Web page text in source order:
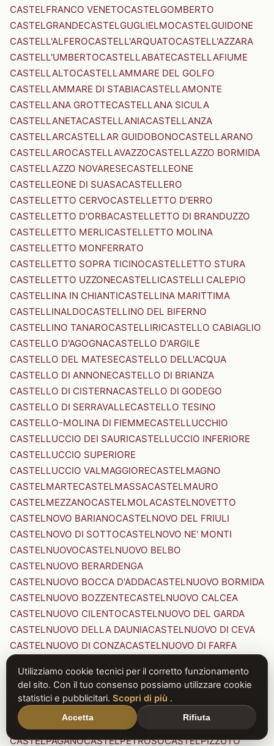
CASTELFRANCO VENETOCASTELGOMBERTO
CASTELGRANDECASTELGUGLIELMOCASTELGUIDONE
CASTELL'ALFEROCASTELL'ARQUATOCASTELL'AZZARA
CASTELL'UMBERTOCASTELLABATECASTELLAFIUME
CASTELLALTOCASTELLAMMARE DEL GOLFO
CASTELLAMMARE DI STABIACASTELLAMONTE
CASTELLANA GROTTECASTELLANA SICULA
CASTELLANETACASTELLANIACASTELLANZA
CASTELLARCASTELLAR GUIDOBONOCASTELLARANO
CASTELLAROCASTELLAVAZZOCASTELLAZZO BORMIDA
CASTELLAZZO NOVARESECASTELLEONE
CASTELLEONE DI SUASACASTELLERO
CASTELLETTO CERVOCASTELLETTO D'ERRO
CASTELLETTO D'ORBACASTELLETTO DI BRANDUZZO
CASTELLETTO MERLICASTELLETTO MOLINA
CASTELLETTO MONFERRATO
CASTELLETTO SOPRA TICINOCASTELLETTO STURA
CASTELLETTO UZZONECASTELLICASTELLI CALEPIO
CASTELLINA IN CHIANTICASTELLINA MARITTIMA
CASTELLINALDOCASTELLINO DEL BIFERNO
CASTELLINO TANAROCASTELLIRICASTELLO CABIAGLIO
CASTELLO D'AGOGNACASTELLO D'ARGILE
CASTELLO DEL MATESECASTELLO DELL'ACQUA
CASTELLO DI ANNONECASTELLO DI BRIANZA
CASTELLO DI CISTERNACASTELLO DI GODEGO
CASTELLO DI SERRAVALLECASTELLO TESINO
CASTELLO-MOLINA DI FIEMMECASTELLUCCHIO
CASTELLUCCIO DEI SAURICASTELLUCCIO INFERIORE
CASTELLUCCIO SUPERIORE
CASTELLUCCIO VALMAGGIORECASTELMAGNO
CASTELMARTECASTELMASSACASTELMAURO
CASTELMEZZANOCASTELMOLACASTELNOVETTO
CASTELNOVO BARIANOCASTELNOVO DEL FRIULI
CASTELNOVO DI SOTTOCASTELNOVO NE' MONTI
CASTELNUOVOCASTELNUOVO BELBO
CASTELNUOVO BERARDENGA
CASTELNUOVO BOCCA D'ADDACASTELNUOVO BORMIDA
CASTELNUOVO BOZZENTECASTELNUOVO CALCEA
CASTELNUOVO CILENTOCASTELNUOVO DEL GARDA
CASTELNUOVO DELLA DAUNIACASTELNUOVO DI CEVA
CASTELNUOVO DI CONZACASTELNUOVO DI FARFA
CASTELNUOVO DI PORTO CASTELNUOVO DON BOSCO
CASTELNUOVO MAGRACASTELNUOVO NIGRA
CASTELNUOVO PARANOCASTELNUOVO RANGONE
CASTELNUOVO SCRIVIA
CASTELNUOVO VAL DI CECINA
CASTELPAGANOCASTELPETROSOCASTELPIZZUTO
Utilizziamo cookie tecnici per il corretto funzionamento
del sito. Con il tuo consenso possiamo utilizzare cookie
statistici e pubblicitari. Scopri di più .
Accetta Rifiuta